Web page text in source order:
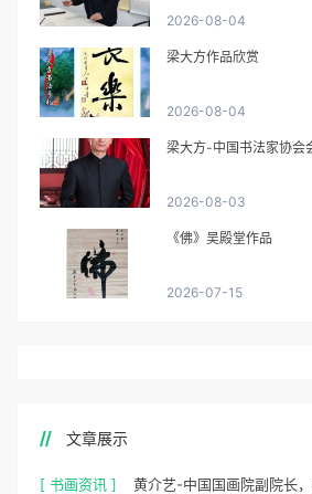
2026-08-04
梁大方作品欣赏
2026-08-04
梁大方-中国书法家协会
2026-08-03
《佛》吴殿堂作品
2026-07-15
文章展示
[ 书画资讯 ]